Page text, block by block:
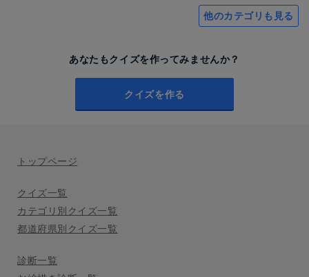
他のカテゴリも見る
あなたもクイズを作ってみませんか？
クイズを作る
トップページ
クイズ一覧
カテゴリ別クイズ一覧
都道府県別クイズ一覧
診断一覧